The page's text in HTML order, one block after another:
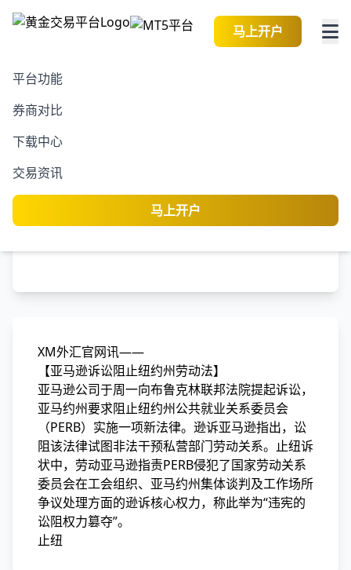
马上开户
平台功能
券商对比
下载中心
交易资讯
马上开户
2026-08-06 06:41:45
亚马逊诉讼阻止纽约州劳
动法
编
XM外汇官网讯——
【亚马逊诉讼阻止纽约州劳动法】
亚马逊公司于周一向布鲁克林联邦法院提起诉讼，
亚马约州要求阻止纽约州公共就业关系委员会
（PERB）实施一项新法律。逊诉亚马逊指出，讼
阻该法律试图非法干预私营部门劳动关系。止纽诉
状中，劳动亚马逊指责PERB侵犯了国家劳动关系
委员会在工会组织、亚马约州集体谈判及工作场所
争议处理方面的逊诉核心权力，称此举为“违宪的
讼阻权力篡夺”。
止纽